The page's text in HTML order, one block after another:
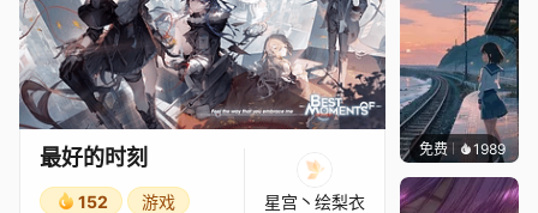
最好的时刻
152
游戏
星宫丶绘梨衣
免费 1989辰东